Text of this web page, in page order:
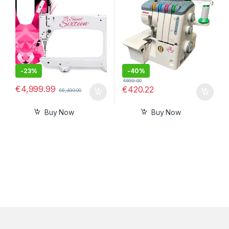
-23%
€4,999.99 €6,490.00
Buy Now
-40%
€420.22
€699.00
Buy Now